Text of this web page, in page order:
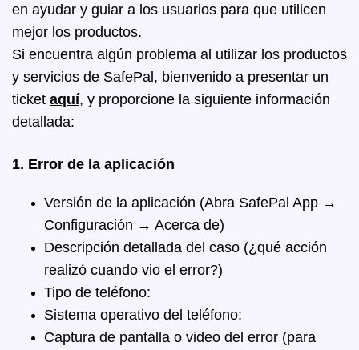
en ayudar y guiar a los usuarios para que utilicen
mejor los productos.
Si encuentra algún problema al utilizar los productos
y servicios de SafePal, bienvenido a presentar un
ticket aquí, y proporcione la siguiente información
detallada:
1. Error de la aplicación
Versión de la aplicación (Abra SafePal App →
Configuración → Acerca de)
Descripción detallada del caso (¿qué acción
realizó cuando vio el error?)
Tipo de teléfono:
Sistema operativo del teléfono:
Captura de pantalla o video del error (para